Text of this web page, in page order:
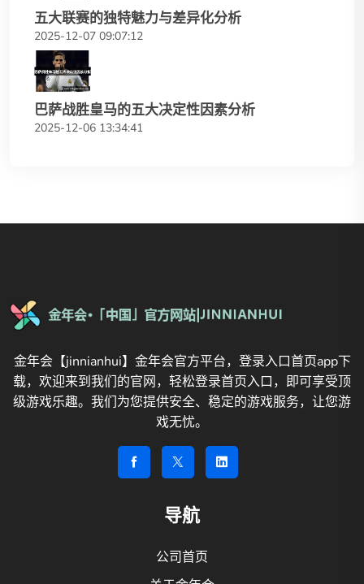
五大联赛的独特魅力与差异化分析
2025-12-07 09:07:12
巴萨战胜皇马的五大决定性因素分析
2025-12-06 13:34:41
金年会【jinnianhui】金年会官方平台，登录入口首页app下
载，欢迎来到我们的官网，轻松登录首页入口，即可享受顶
级游戏乐趣。我们为您提供安全、稳定的游戏服务，让您游
戏无忧。
导航
公司首页